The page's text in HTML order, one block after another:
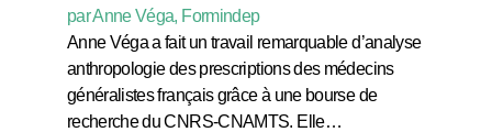
par Anne Véga, Formindep
Anne Véga a fait un travail remarquable d’analyse
anthropologie des prescriptions des médecins
généralistes français grâce à une bourse de
recherche du CNRS-CNAMTS. Elle…